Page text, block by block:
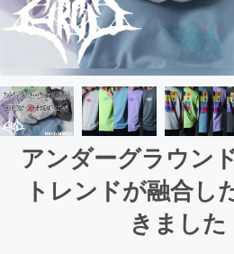
アンダーグラウン
トレンドが融合し
きました